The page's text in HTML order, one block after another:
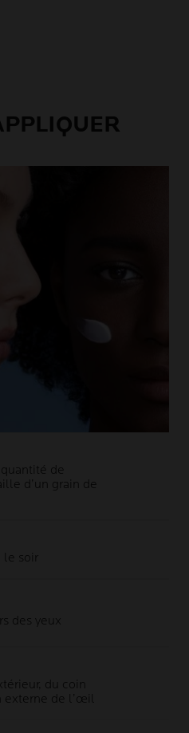
de
d’un grain de
soir
des yeux
du coin
externe de l’œil